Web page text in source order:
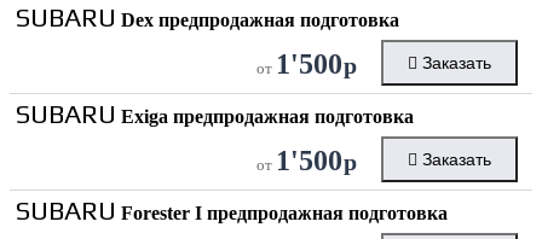
SUBARU Dex предпродажная подготовка
от 1'500р Заказать
SUBARU Exiga предпродажная подготовка
от 1'500р Заказать
SUBARU Forester I предпродажная подготовка